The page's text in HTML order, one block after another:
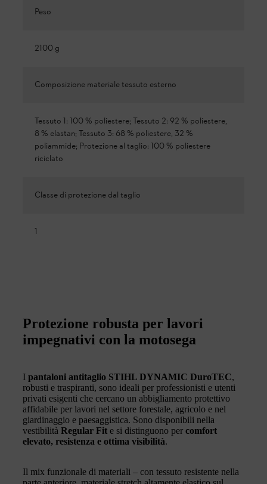
Peso
2100 g
Composizione materiale tessuto esterno
Tessuto 1: 100 % poliestere; Tessuto 2: 92 % poliestere,
8 % elastan; Tessuto 3: 68 % poliestere, 32 %
poliammide; Protezione al taglio: 100 % poliestere
riciclato
Classe di protezione dal taglio
1
Protezione robusta per lavori
impegnativi con la motosega
I pantaloni antitaglio STIHL DYNAMIC DuroTEC,
robusti e traspiranti, sono ideali per professionisti e utenti
privati esigenti che cercano un abbigliamento protettivo
affidabile per lavori nel settore forestale, agricolo e nel
giardinaggio e paesaggistica. Sono disponibili nella
vestibilità Regular Fit e si distinguono per comfort
elevato, resistenza e ottima visibilità.
Il mix funzionale di materiali – con tessuto resistente nella